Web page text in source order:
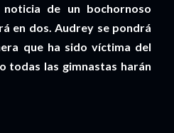
de un bochornoso
en dos. Audrey se pondrá
que ha sido víctima del
todas las gimnastas harán